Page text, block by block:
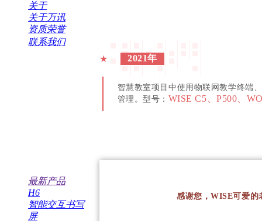
关于
关于万讯
资质荣誉
联系我们
最新产品
H6
智能交互书写
屏
★ 2021年
智慧教室项目中使用物联网教学终端
管理。型号： WISE C5、P500、
感谢您，WISE可爱的